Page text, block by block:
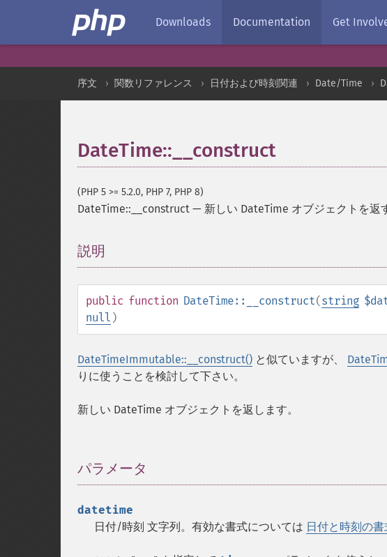
Downloads Documentation Get
序文 関数リファレンス 日付および時刻関連 Date/Time
DateTime::__construct
(PHP 5 >= 5.2.0, PHP 7, PHP 8)
DateTime::__construct — 新しい DateTime オブジェクトを返
説明
public function DateTime::__construct(string
null )
DateTimeImmutable::__construct() と似ていますが、
りに使うことを検討して下さい。
新しい DateTime オブジェクトを返します。
パラメータ
datetime
日付/時刻 文字列。有効な書式については 日付と時刻の書